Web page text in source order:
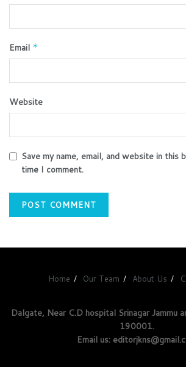
Email *
Website
Save my name, email, and website in
time I comment.
Home Our Team About Us
Dalgate, Near C.D hospital Srinagar Jammu
190001.
Email us: